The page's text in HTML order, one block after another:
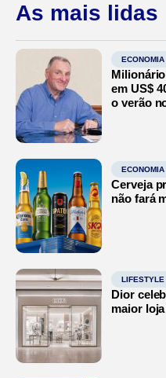
As mais lidas
ECONOMIA
em US$
o verão
ECONOMIA
Cerveja
não fará
LIFESTYLE
Dior
maior